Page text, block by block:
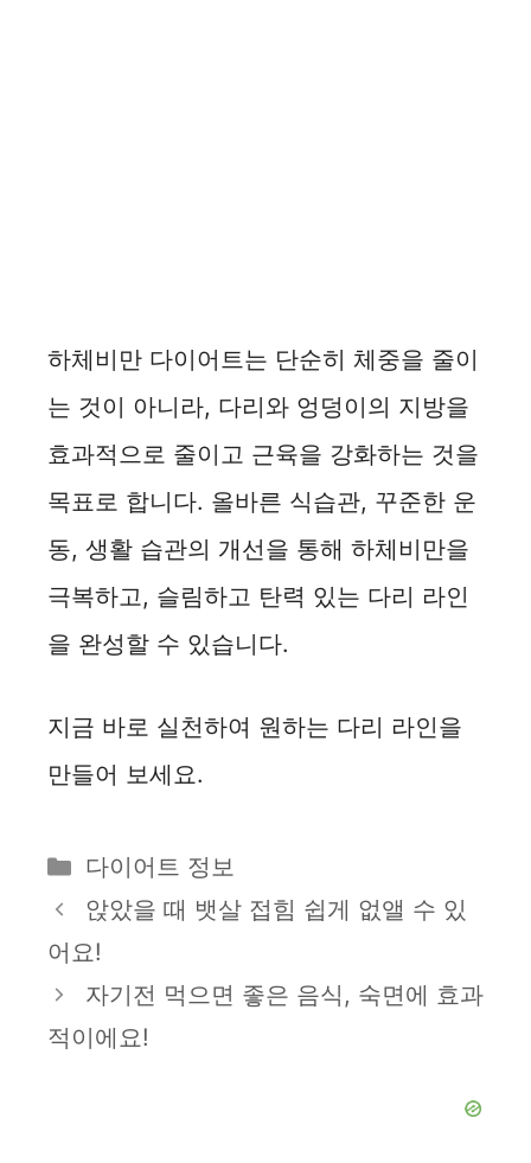
하체비만 다이어트는 단순히 체중을 줄이
는 것이 아니라, 다리와 엉덩이의 지방을
효과적으로 줄이고 근육을 강화하는 것을
목표로 합니다. 올바른 식습관, 꾸준한 운
동, 생활 습관의 개선을 통해 하체비만을
극복하고, 슬림하고 탄력 있는 다리 라인
을 완성할 수 있습니다.
지금 바로 실천하여 원하는 다리 라인을
만들어 보세요.
카
테
리
다이어트 정보
앉았을 때 뱃살 접힘 쉽게 없앨 수 있
어요!
자기전 먹으면 좋은 음식, 숙면에 효과
적이에요!